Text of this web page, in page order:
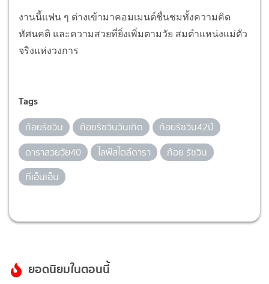
งานนี้แฟน ๆ ต่างเข้ามาคอมเมนต์ชื่นชมทั้งความคิด
ทัศนคติ และความสวยที่ยิ่งเพิ่มตามวัย สมตำแหน่งแม่ตัว
จริงแห่งวงการ
Tags
ก้อยรัชวิน ก้อยรัชวินวันเกิด
ก้อยรัชวิน42ปี
ดาราสวยวัย40
ไลฟ์สไตล์ดารา
ก้อย รัชวิน
ทีเอ็นเอ็น
ยอดนิยมในตอนนี้